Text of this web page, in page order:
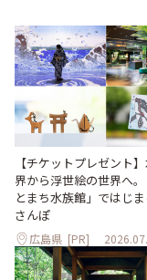
【チケットプレゼント
界から浮世絵の世界へ
とまち水族館」ではじ
さんぽ
広島県 [PR]